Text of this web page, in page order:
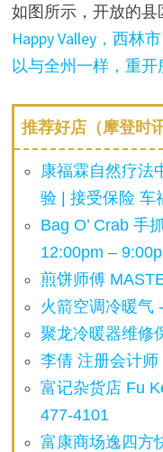
如图所示，开放的县
Happy Valley，西林
以与全州一样，重开
推荐好店（摩登时
康福霖自然疗法
验 | 接受保险 车
Bag O’ Crab 手
12:00pm –
煎饼师傅
火箭空调冷暖气
聚龙冷暖器维修
李倩 注册会计
富记杂货店 Fu
477-4101
富康商场逸四方